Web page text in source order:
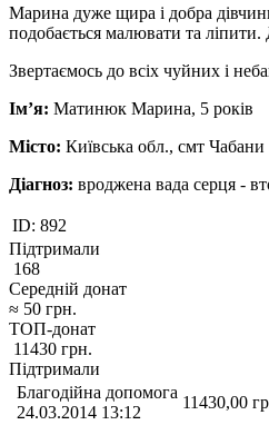
Марина дуже щира і добра
подобається малювати та
Звертаємось до всіх чуйних і
Ім’я: Матинюк Марина, 5 років
Місто: Київська обл., смт Чабани
Діагноз: вроджена вада серця -
ID: 892
Підтримали
168
Середній донат
≈ 50 грн.
ТОП-донат
11430 грн.
Підтримали
Благодійна допомога
24.03.2014 13:12
11430,00